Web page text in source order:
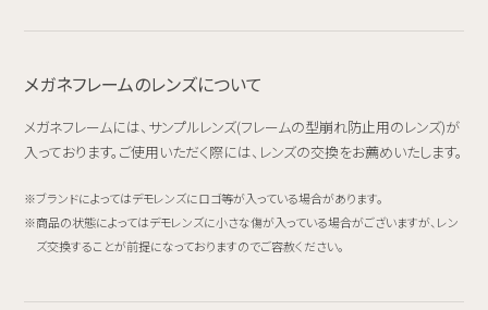
メガネフレームのレンズについて
メガネフレームには、サンプルレンズ(フレームの型崩れ防止用のレンズ)が
入っております。ご使用いただく際には、レンズの交換をお薦めいたします。
ブランドによってはデモレンズにロゴ等が入っている場合があります。
商品の状態によってはデモレンズに小さな傷が入っている場合がございますが、レン
ズ交換することが前提になっておりますのでご容赦ください。